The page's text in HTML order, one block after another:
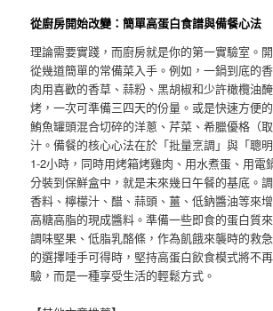
從廚房開始改變：簡單高蛋白食譜與備餐心法
理論需要實踐，而廚房就是你的第一實驗室。
從幾道簡單的常備菜入手。例如，一鍋到底的
肉用喜歡的香草、蒜粉、黑胡椒和少許橄欖油
烤，一次可準備三四天的份量。或是快速方便
鮪魚罐頭混合切碎的洋蔥、芹菜、希臘優格（
汁。備餐的核心心法在於「批量烹調」與「聰
1-2小時，同時用烤箱烤雞肉、用水煮蛋、用電
分裝到保鮮盒中，就是未來幾日午餐的基底。
香料、檸檬汁、醋、蒜頭、薑、低鈉醬油等來
高糖高脂的現成醬料。準備一些即食的蛋白質
調味堅果、低脂乳酪條，作為飢餓來襲時的救
的選擇唾手可得時，堅持高蛋白飲食模式將不
驗，而是一種享受生活的輕鬆方式。